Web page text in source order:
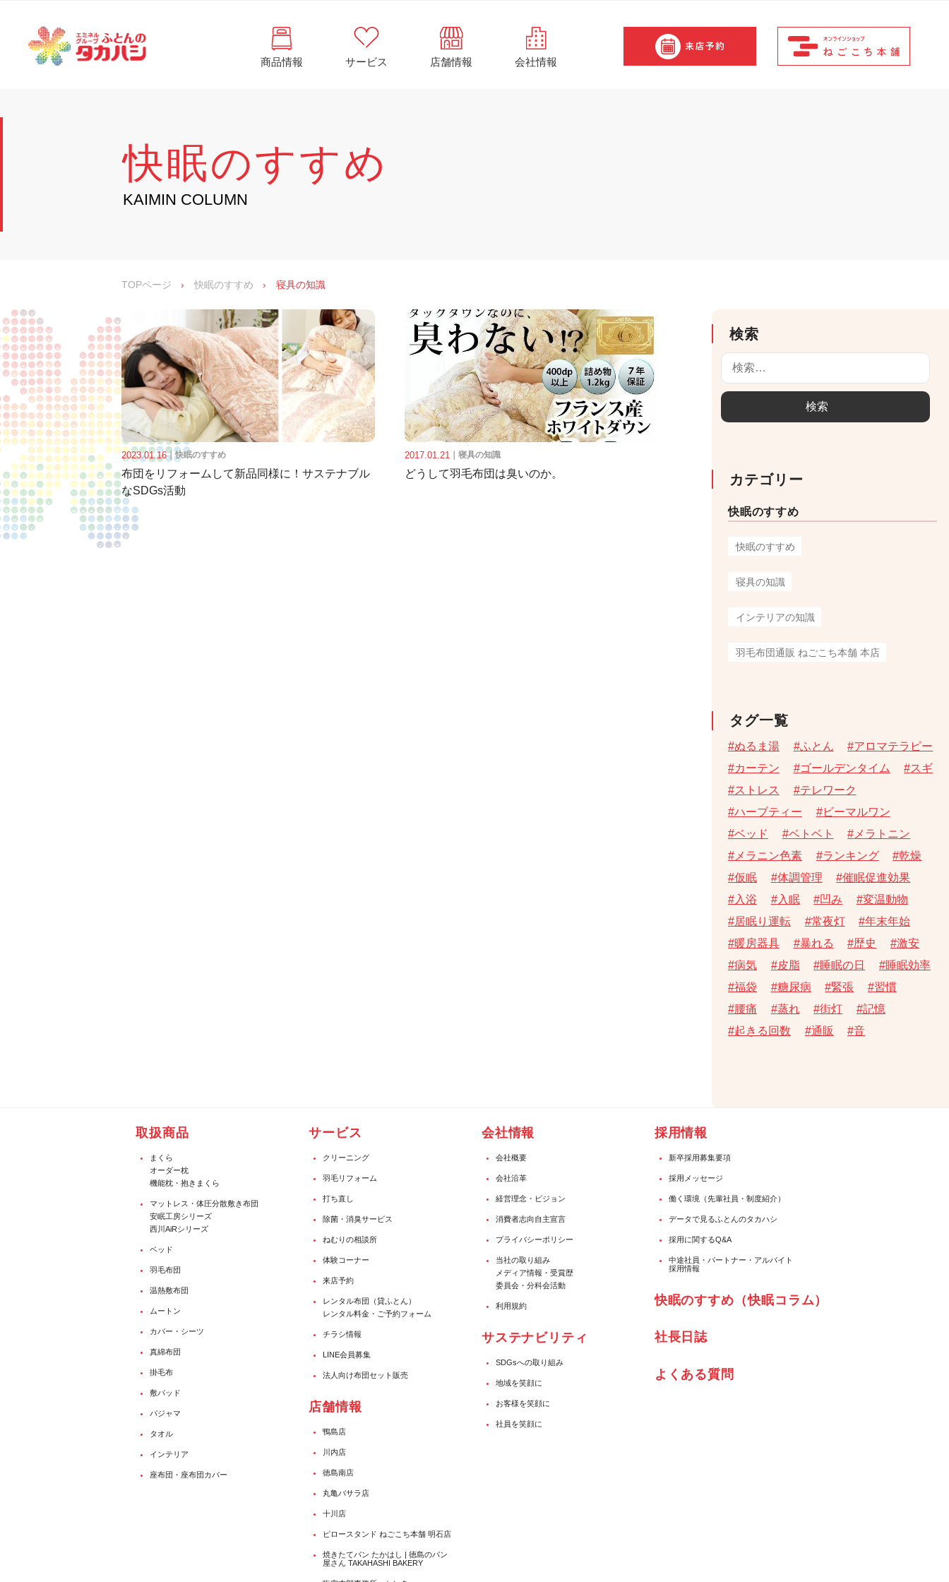
ッ
商品情報 サービス 店舗情報 会社情報
快眠のすすめ
KAIMIN COLUMN
TOPページ › 快眠のすすめ › 寝具の知識
検索
カテゴリー
快眠のすすめ
快眠のすすめ
寝具の知識
インテリアの知識
羽毛布団通販 ねごこち本舗 本店
タグ一覧
ぬるま湯 ふとん
アロマテラピー
カーテン
ゴールデンタイム
スギ
ストレス
テレワーク
ハーブティー
ビーマルワン
ベッド
ベトベト
メラトニン
メラニン色素
ランキング
乾燥
仮眠
体調管理
催眠促進効果
入浴
入眠 凹み
変温動物
居眠り運転
常夜灯
年末年始
暖房器具
暴れる 歴史
激安
病気
皮脂 睡眠の日
睡眠効率
福袋
糖尿病 緊張
習慣
腰痛
蒸れ 街灯
記憶
起きる回数
通販 音
2023.01.16｜快眠のすすめ
布団をリフォームして新品同様に！サステナブル
なSDGs活動
2017.01.21 ｜寝具の知識
どうして羽毛布団は臭いのか。
取扱商品
まくら
オーダー枕
機能枕・抱きまくら
マットレス・体圧分散敷き布団
安眠工房シリーズ
西川AiRシリーズ
ベッド
羽毛布団
温熱敷布団
ムートン
カバー・シーツ
真綿布団
掛毛布
敷パッド
パジャマ
タオル
インテリア
座布団・座布団カバー
サービス
クリーニング
羽毛リフォーム
打ち直し
除菌・消臭サービス
ねむりの相談所
体験コーナー
来店予約
レンタル布団（貸ふとん）
レンタル料金・ご予約フォーム
チラシ情報
LINE会員募集
法人向け布団セット販売
店舗情報
鴨島店
川内店
徳島南店
丸亀バサラ店
十川店
ピロースタンド ねごこち本舗 明石店
焼きたてパン たかはし | 徳島のパン
屋さん TAKAHASHI BAKERY
会社情報
会社概要
会社沿革
経営理念・ビジョン
消費者志向自主宣言
プライバシーポリシー
当社の取り組み
メディア情報・受賞歴
委員会・分科会活動
利用規約
サステナビリティ
SDGsへの取り組み
地域を笑顔に
お客様を笑顔に
社員を笑顔に
採用情報
新卒採用募集要項
採用メッセージ
働く環境（先輩社員・制度紹介）
データで見るふとんのタカハシ
採用に関するQ&A
中途社員・パートナー・アルバイト
採用情報
快眠のすすめ（快眠コラム）
社⾧日誌
よくある質問
ん
の